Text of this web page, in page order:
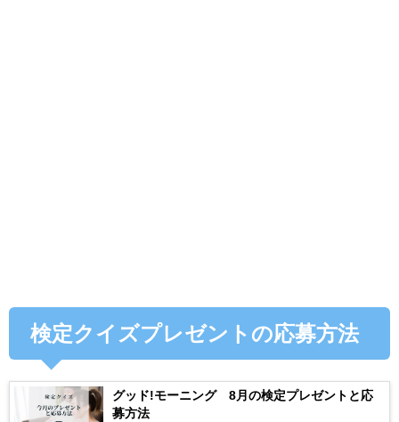
検定クイズプレゼントの応募方法
グッド!モーニング 8月の検定プレゼントと応
募方法